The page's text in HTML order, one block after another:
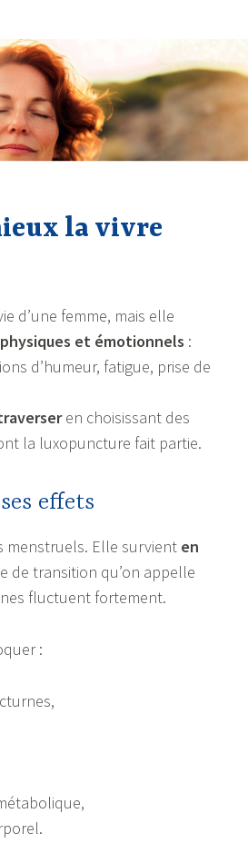
la vivre
d’une femme, mais elle
et émotionnels :
d’humeur, fatigue, prise de
en choisissant des
la luxopuncture fait partie.
effets
menstruels. Elle survient en
de transition qu’on appelle
fluctuent fortement.
: